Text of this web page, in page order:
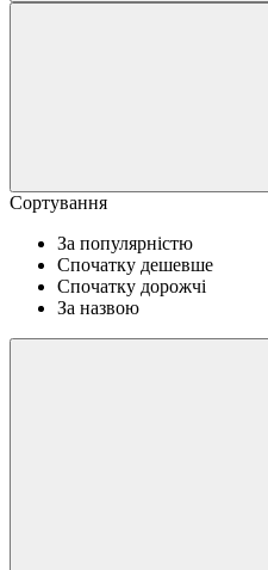
Сортування
За популярністю
Спочатку дешевше
Спочатку дорожчі
За назвою